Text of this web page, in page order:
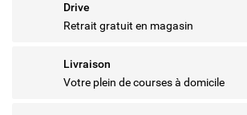
Drive
Retrait gratuit en magasin
Livraison
Votre plein de courses à domicile